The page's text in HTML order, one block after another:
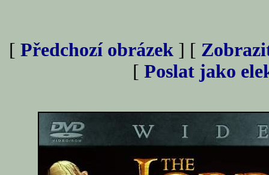
[ Předchozí obrázek ] [
[ Poslat jako